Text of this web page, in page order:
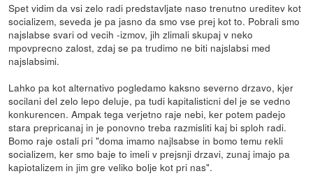
Spet vidim da vsi zelo radi predstavljate naso trenutno ureditev kot
socializem, seveda je pa jasno da smo vse prej kot to. Pobrali smo
najslabse svari od vecih -izmov, jih zlimali skupaj v neko
mpovprecno zalost, zdaj se pa trudimo ne biti najslabsi med
najslabsimi.
Lahko pa kot alternativo pogledamo kaksno severno drzavo, kjer
socilani del zelo lepo deluje, pa tudi kapitalisticni del je se vedno
konkurencen. Ampak tega verjetno raje nebi, ker potem padejo
stara prepricanaj in je ponovno treba razmisliti kaj bi sploh radi.
Bomo raje ostali pri "doma imamo najlsabse in bomo temu rekli
socializem, ker smo baje to imeli v prejsnji drzavi, zunaj imajo pa
kapiotalizem in jim gre veliko bolje kot pri nas".